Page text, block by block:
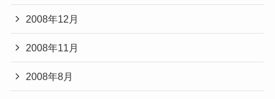
2008年12月
2008年11月
2008年8月